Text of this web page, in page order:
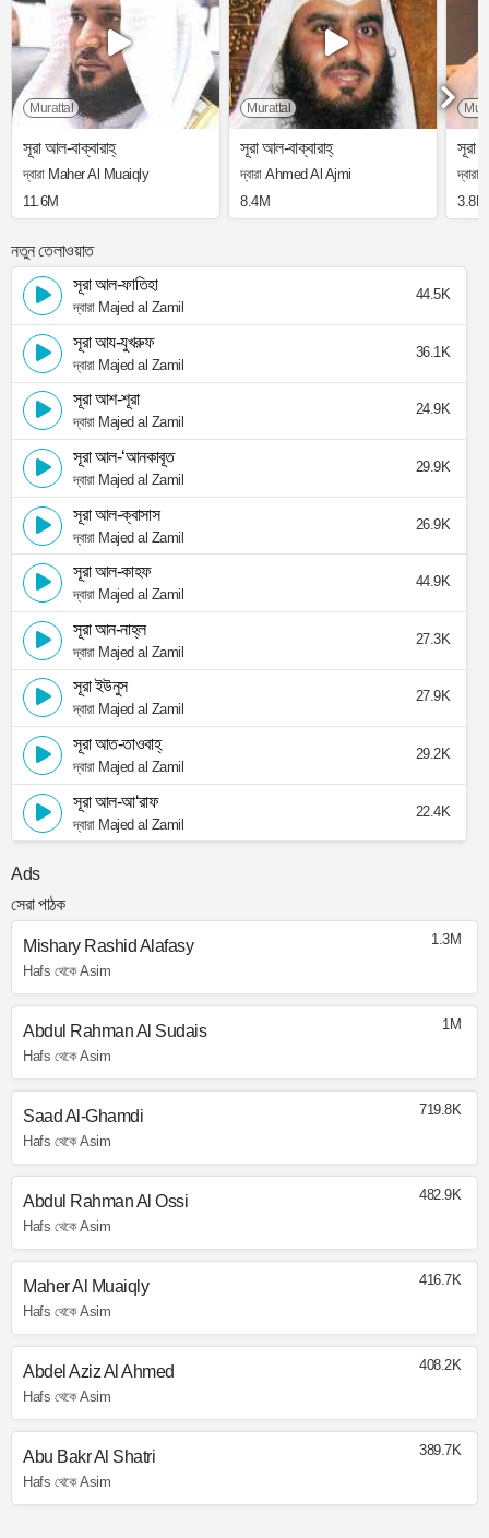
Murattal
সূরা আল-বাক্বারাহ্
দ্বারা Maher Al Muaiqly
11.6M
Murattal
সূরা আল-বাক্বারাহ্
দ্বারা Ahmed Al Ajmi
8.4M
সূরা
3.8M
নতুন তেলাওয়াত
সূরা আল-ফাতিহা
দ্বারা Majed al Zamil
44.5K
সূরা আয-যুখরুফ
দ্বারা Majed al Zamil
36.1K
সূরা আশ-শূরা
দ্বারা Majed al Zamil
24.9K
সূরা আল-‘আনকাবূত
দ্বারা Majed al Zamil
29.9K
সূরা আল-ক্বাসাস
দ্বারা Majed al Zamil
26.9K
সূরা আল-কাহফ
দ্বারা Majed al Zamil
44.9K
সূরা আন-নাহ্‌ল
দ্বারা Majed al Zamil
27.3K
সূরা ইউনুস
দ্বারা Majed al Zamil
27.9K
সূরা আত-তাওবাহ্
দ্বারা Majed al Zamil
29.2K
সূরা আল-আ‘রাফ
দ্বারা Majed al Zamil
22.4K
Ads
সেরা পাঠক
Mishary Rashid Alafasy
Hafs থেকে Asim
1.3M
Abdul Rahman Al Sudais
Hafs থেকে Asim
1M
Saad Al-Ghamdi
Hafs থেকে Asim
719.8K
Abdul Rahman Al Ossi
Hafs থেকে Asim
482.9K
Maher Al Muaiqly
Hafs থেকে Asim
416.7K
Abdel Aziz Al Ahmed
Hafs থেকে Asim
408.2K
Abu Bakr Al Shatri
Hafs থেকে Asim
389.7K